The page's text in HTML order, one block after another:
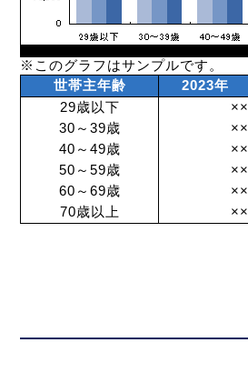
※このグラフはサンプルです。
世帯主年齢
2023年
29歳以下
××
30～39歳
××
40～49歳
××
50～59歳
××
60～69歳
××
70歳以上
××